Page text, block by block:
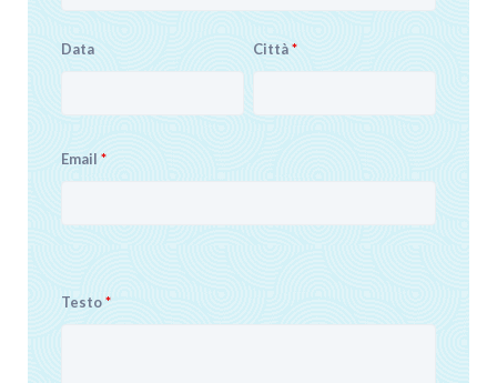
Data Città*
Email *
Testo*